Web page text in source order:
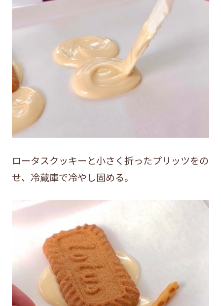
ロータスクッキーと小さく折ったプリッツをの
せ、冷蔵庫で冷やし固める。